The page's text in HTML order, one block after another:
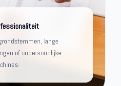
lange
of onpersoonlijke